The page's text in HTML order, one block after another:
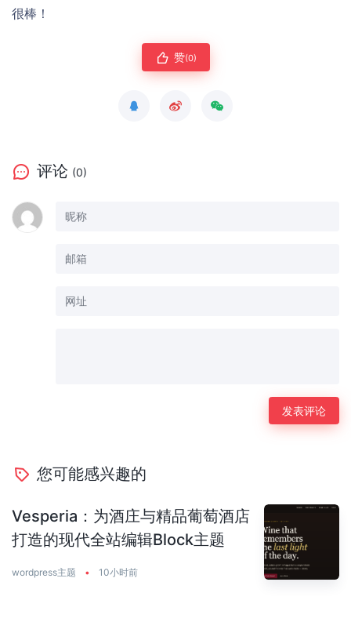
很棒！
赞(0)
评论 (0)
您可能感兴趣的
Vesperia：为酒庄与精品葡萄酒店
打造的现代全站编辑Block主题
wordpress主题 • 10小时前